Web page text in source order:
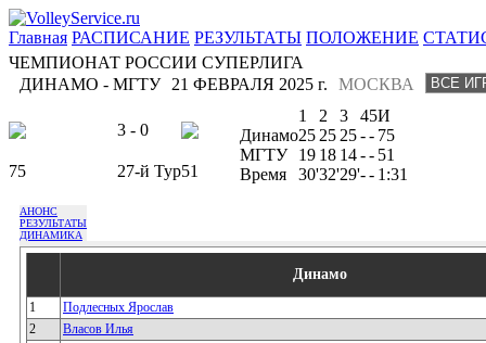
Главная РАСПИСАНИЕ РЕЗУЛЬТАТЫ ПОЛОЖЕНИЕ
ЧЕМПИОНАТ РОССИИ СУПЕРЛИГА
ДИНАМО - МГТУ
МОСКВА
21 ФЕВРАЛЯ 2025 г.
3 - 0
75 27-й Тур51
1 2 3 45И
Динамо25 25 25-- 75
МГТУ
19 18 14-- 51
Время
30'32'29'-- 1:31
АНОНС
РЕЗУЛЬТАТЫ
ДИНАМИКА
Динамо
1
Подлесных Ярослав
2
Власов Илья